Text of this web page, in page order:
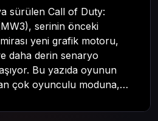
sürülen Call of Duty:
serinin önceki
yeni grafik motoru,
daha derin senaryo
Bu yazıda oyunun
çok oyunculu moduna,
çalışacaktır. Tüm